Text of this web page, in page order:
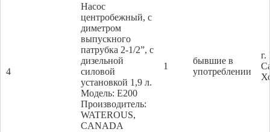
4
Насос
центробежный, с
диметром
выпускного
патрубка 2-1/2”, с
дизельной
силовой
установкой 1,9 л.
Модель: Е200
Производитель:
WATEROUS,
CANADA
1
бывшие в
употреблении